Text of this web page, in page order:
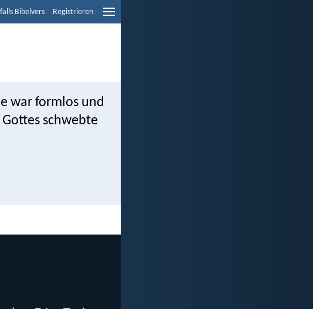
Bibelvers Registrieren
war formlos und
schwebte